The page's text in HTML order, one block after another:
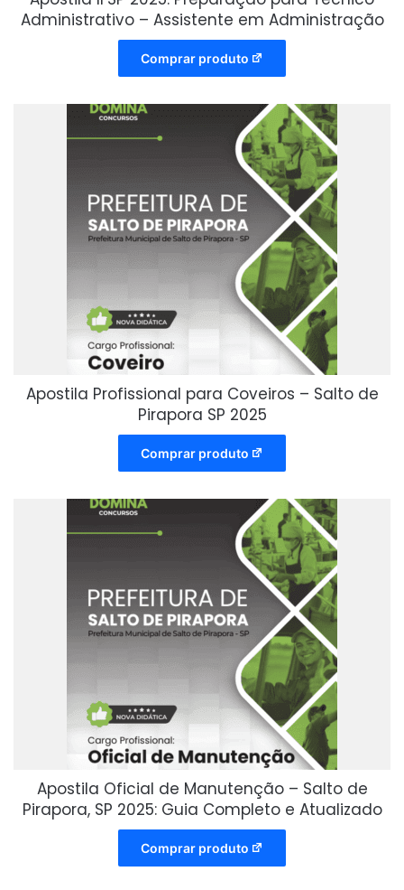
Administrativo – Assistente em Administração
Comprar produto
Apostila Profissional para Coveiros – Salto de
Pirapora SP 2025
Comprar produto
Apostila Oficial de Manutenção – Salto de
Pirapora, SP 2025: Guia Completo e Atualizado
Comprar produto